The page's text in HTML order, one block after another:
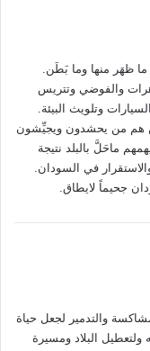
ما ظهَر منها وما بَطَن.
والفوضي وتتريس
وتلويث البيئة.
هم من يحشدون ويجيِّشون
ماحَلَّ بالبلد نتيجة
في السودان.
جحيماً لايطاق.
والتدمير لجعل حياة
البلاد ومسيرة